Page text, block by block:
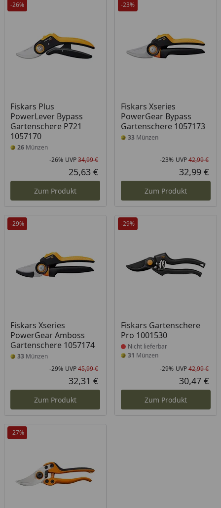
-26%
Fiskars Plus
PowerLever Bypass
Gartenschere P721
1057170
26 Münzen
Rabatt in Prozent
-26%
Ursprünglicher Preis
UVP34,99 €
Aktueller Preis
25,63 €
Zum Produkt
-23%
Fiskars Xseries
PowerGear Bypass
Gartenschere 1057173
33Münzen
-23% UVP42,99 €
32,99 €
Zum Produkt
-29%
Fiskars Xseries
PowerGear Amboss
Gartenschere 1057174
33 Münzen
Rabatt in Prozent
-29%
Ursprünglicher Preis
UVP45,99 €
Aktueller Preis
32,31 €
Zum Produkt
-29%
Fiskars Gartenschere
Pro 1001530
Produkt nicht lieferbar
Nicht lieferbar
31 Münzen
-29% UVP42,99 €
30,47 €
Zum Produkt
-27%